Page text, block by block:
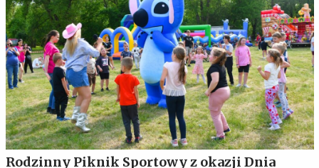
Rodzinny Piknik Sportowy z okazji Dnia